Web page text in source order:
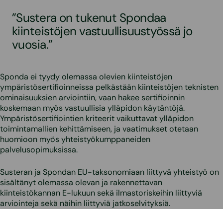
”Sustera on tukenut Spondaa
kiinteistöjen vastuullisuustyössä jo
vuosia.”
Sponda ei tyydy olemassa olevien kiinteistöjen
ympäristösertifioinneissa pelkästään kiinteistöjen teknisten
ominaisuuksien arviointiin, vaan hakee sertifioinnin
koskemaan myös vastuullisia ylläpidon käytäntöjä.
Ympäristösertifiointien kriteerit vaikuttavat ylläpidon
toimintamallien kehittämiseen, ja vaatimukset otetaan
huomioon myös yhteistyökumppaneiden
palvelusopimuksissa.
Susteran ja Spondan EU-taksonomiaan liittyvä yhteistyö on
sisältänyt olemassa olevan ja rakennettavan
kiinteistökannan E-lukuun sekä ilmastoriskeihin liittyviä
arviointeja sekä näihin liittyviä jatkoselvityksiä.